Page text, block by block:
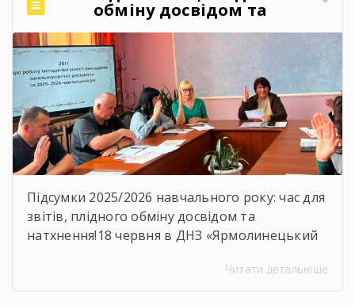
самостійне професійне […]
обміну досвідом та
натхнення!
Підсумки 2025/2026 навчального року: час для
звітів, плідного обміну досвідом та
натхнення!18 червня в ДНЗ «Ярмолинецький
відбулося засідання методичної комісіїЧитати детальніше